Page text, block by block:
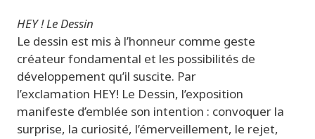
HEY ! Le Dessin
Le dessin est mis à l’honneur comme geste
créateur fondamental et les possibilités de
développement qu’il suscite. Par
l’exclamation HEY! Le Dessin, l’exposition
manifeste d’emblée son intention : convoquer la
surprise, la curiosité, l’émerveillement, le rejet,